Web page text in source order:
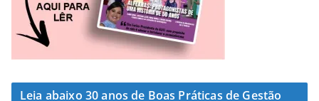
Leia abaixo 30 anos de Boas Práticas de Gestão